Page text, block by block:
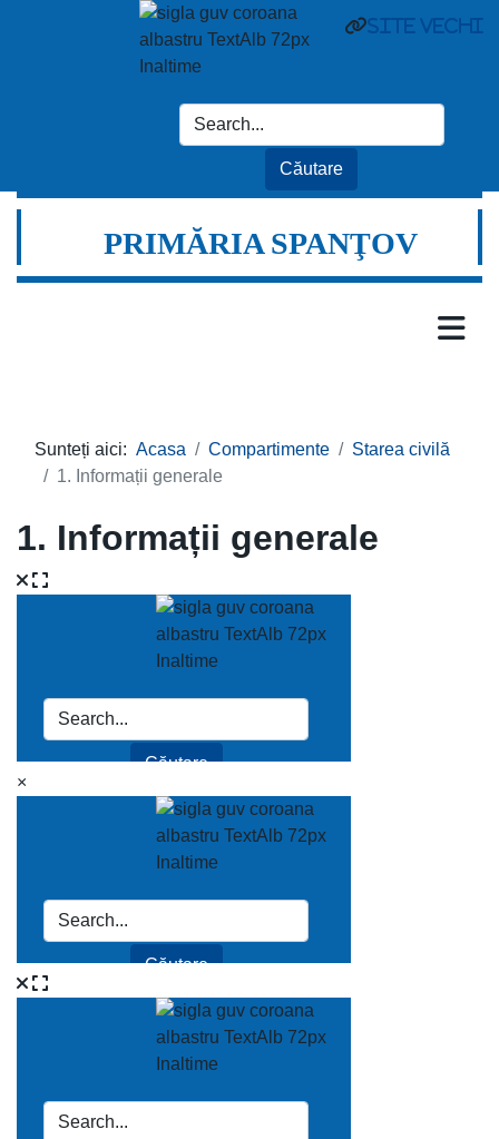
site vechi
PRIMĂRIA SPANŢOV
Sunteți aici: Acasa Compartimente
Starea civilă
1. Informații generale
1. Informații generale
×